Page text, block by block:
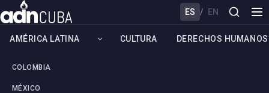
ES / EN
AMÉRICA LATINA
COLOMBIA
MÉXICO
CULTURA DERECHOS HUMANOS